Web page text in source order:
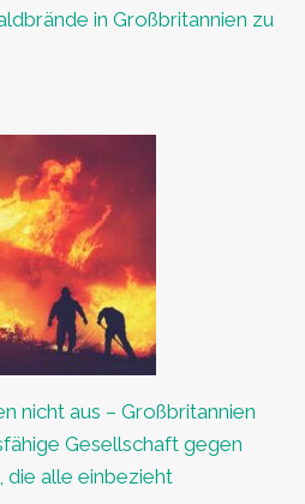
in Großbritannien zu
nicht aus – Großbritannien
Gesellschaft gegen
die alle einbezieht